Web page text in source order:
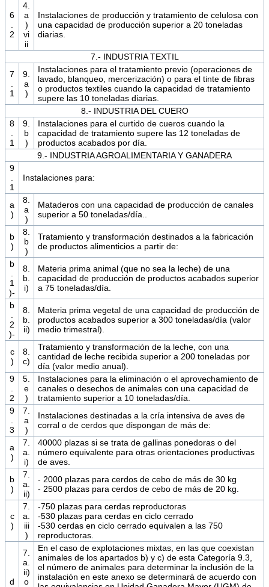
6
.
2
4.
a
)
vi
ii
Instalaciones de producción y tratamiento de celulosa con
una capacidad de producción superior a 20 toneladas
diarias.
7.- INDUSTRIA TEXTIL
7
.
1
9.
a
)
Instalaciones para el tratamiento previo (operaciones de
lavado, blanqueo, mercerización) o para el tinte de fibras
o productos textiles cuando la capacidad de tratamiento
supere las 10 toneladas diarias.
8.- INDUSTRIA DEL CUERO
8
.
1
9.
b
)
Instalaciones para el curtido de cueros cuando la
capacidad de tratamiento supere las 12 toneladas de
productos acabados por día.
9.- INDUSTRIA AGROALIMENTARIA Y GANADERA
9
.
1
Instalaciones para:
a
)
8.
a
)
Mataderos con una capacidad de producción de canales
superior a 50 toneladas/día..
b
)
8.
b
)
Tratamiento y transformación destinados a la fabricación
de productos alimenticios a partir de:
b
.
1
)-
8.
b.
i)
Materia prima animal (que no sea la leche) de una
capacidad de producción de productos acabados superior
a 75 toneladas/día.
b
.
2
)-
8.
b.
ii)
Materia prima vegetal de una capacidad de producción de
productos acabados superior a 300 toneladas/día (valor
medio trimestral).
c
)
8.
c)
Tratamiento y transformación de la leche, con una
cantidad de leche recibida superior a 200 toneladas por
día (valor medio anual).
9
.
2
5.
e
)
Instalaciones para la eliminación o el aprovechamiento de
canales o desechos de animales con una capacidad de
tratamiento superior a 10 toneladas/día.
9
.
3
7.
a
)
Instalaciones destinadas a la cría intensiva de aves de
corral o de cerdos que dispongan de más de:
a
)
7.
a.
i)
40000 plazas si se trata de gallinas ponedoras o del
número equivalente para otras orientaciones productivas
de aves.
b
)
7.
a.
ii)
- 2000 plazas para cerdos de cebo de más de 30 kg
- 2500 plazas para cerdos de cebo de más de 20 kg.
c
)
7.
a.
iii
)
-750 plazas para cerdas reproductoras
-530 plazas para cerdas en ciclo cerrado
-530 cerdas en ciclo cerrado equivalen a las 750
reproductoras.
d
7.
a.
ii)
o
En el caso de explotaciones mixtas, en las que coexistan
animales de los apartados b) y c) de esta Categoría 9.3,
el número de animales para determinar la inclusión de la
instalación en este anexo se determinará de acuerdo con